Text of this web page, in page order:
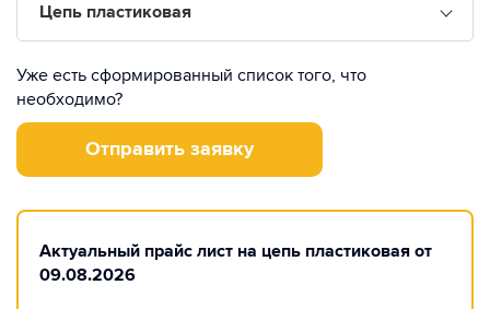
Уже есть сформированный список того, что
необходимо?
Отправить заявку
Актуальный прайс лист на цепь пластиковая от
09.08.2026
Цепь пластиковая